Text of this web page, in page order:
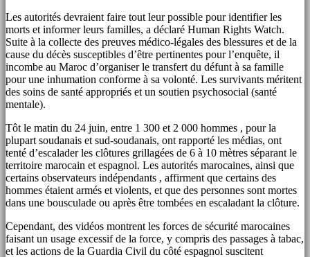
Les autorités devraient faire tout leur possible pour identifier les
morts et informer leurs familles, a déclaré Human Rights Watch.
Suite à la collecte des preuves médico-légales des blessures et de la
cause du décès susceptibles d’être pertinentes pour l’enquête, il
incombe au Maroc d’organiser le transfert du défunt à sa famille
pour une inhumation conforme à sa volonté. Les survivants méritent
des soins de santé appropriés et un soutien psychosocial (santé
mentale).
Tôt le matin du 24 juin, entre 1 300 et 2 000 hommes , pour la
plupart soudanais et sud-soudanais, ont rapporté les médias, ont
tenté d’escalader les clôtures grillagées de 6 à 10 mètres séparant le
territoire marocain et espagnol. Les autorités marocaines, ainsi que
certains observateurs indépendants , affirment que certains des
hommes étaient armés et violents, et que des personnes sont mortes
dans une bousculade ou après être tombées en escaladant la clôture.
Cependant, des vidéos montrent les forces de sécurité marocaines
faisant un usage excessif de la force, y compris des passages à tabac,
et les actions de la Guardia Civil du côté espagnol suscitent